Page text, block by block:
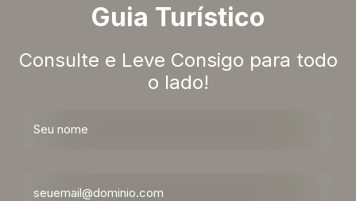
Guia Turístico
Consulte e Leve Consigo para todo
o lado!